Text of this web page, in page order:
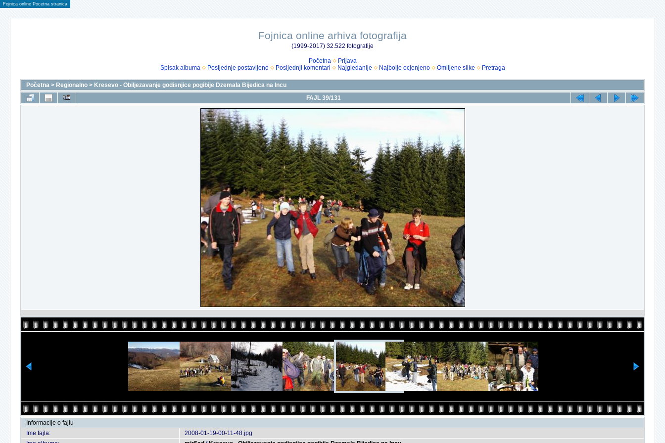
Fojnica online Pocetna stranica
Fojnica online arhiva fotografija
(1999-2017) 32.522 fotografije
Početna
Prijava
Spisak albuma
Posljednje postavljeno Posljednji komentari Najgledanije Najbolje ocjenjeno Omiljene slike Pretraga
Početna > Regionalno > Kresevo - Obiljezavanje godisnjice pogibije Dzemala Bijedica na Incu
FAJL 39/131
Informacije o fajlu
Ime fajla:
2008-01-19-00-11-48.jpg